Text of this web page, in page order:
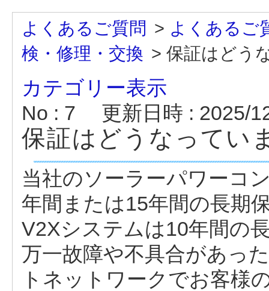
よくあるご質問 > よくあるご
検・修理・交換 > 保証はどう
カテゴリー表示
No : 7
更新日時 : 2025/
保証はどうなってい
当社のソーラーパワーコ
年間または15年間の長期
V2Xシステムは10年間の
万一故障や不具合があっ
トネットワークでお客様